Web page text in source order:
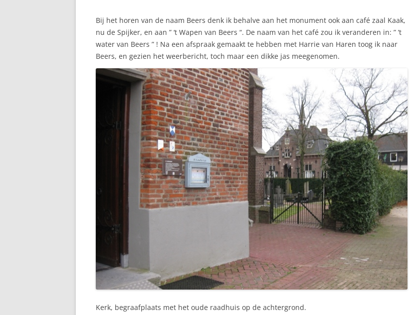
Bij het horen van de naam Beers denk ik behalve aan het monument ook aan café zaal Kaak,
nu de Spijker, en aan ” ‘t Wapen van Beers “. De naam van het café zou ik veranderen in: ” ’t
water van Beers ” ! Na een afspraak gemaakt te hebben met Harrie van Haren toog ik naar
Beers, en gezien het weerbericht, toch maar een dikke jas meegenomen.
Kerk, begraafplaats met het oude raadhuis op de achtergrond.